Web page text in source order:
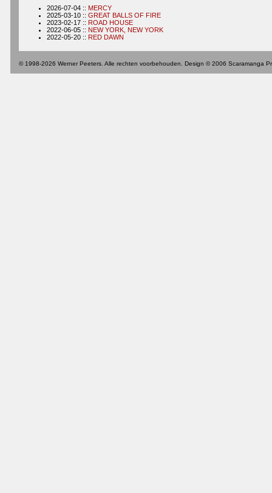
2026-07-04 :: MERCY
2025-03-10 :: GREAT BALLS OF FIRE
2023-02-17 :: ROAD HOUSE
2022-06-05 :: NEW YORK, NEW YORK
2022-05-20 :: RED DAWN
© 1998-2026 Werner Peeters. Alle rechten voorbehouden. Design © 2006 Scaramanga